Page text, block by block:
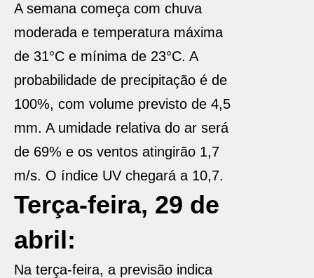
A semana começa com chuva
moderada e temperatura máxima
de 31°C e mínima de 23°C. A
probabilidade de precipitação é de
100%, com volume previsto de 4,5
mm. A umidade relativa do ar será
de 69% e os ventos atingirão 1,7
m/s. O índice UV chegará a 10,7.
Terça-feira, 29 de
abril:
Na terça-feira, a previsão indica